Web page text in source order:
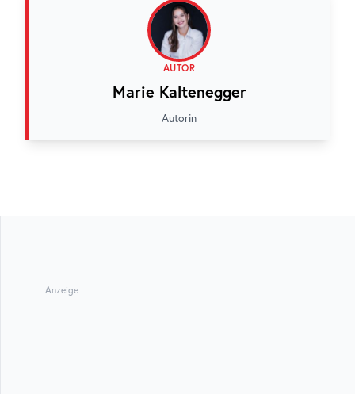
AUTOR
Marie Kaltenegger
Autorin
Anzeige